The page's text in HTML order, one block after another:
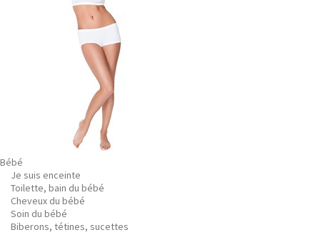
Bébé
Je suis enceinte
Toilette, bain du bébé
Cheveux du bébé
Soin du bébé
Biberons, tétines, sucettes